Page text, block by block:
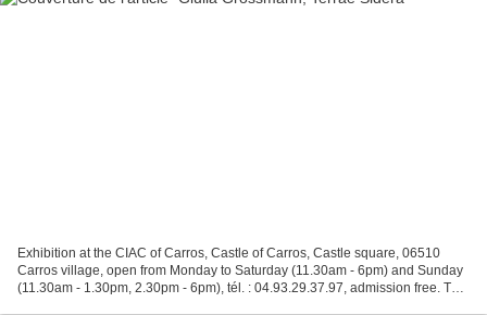
Exhibition at the CIAC of Carros, Castle of Carros, Castle square, 06510
Carros village, open from Monday to Saturday (11.30am - 6pm) and Sunday
(11.30am - 1.30pm, 2.30pm - 6pm), tél. : 04.93.29.37.97, admission free. The